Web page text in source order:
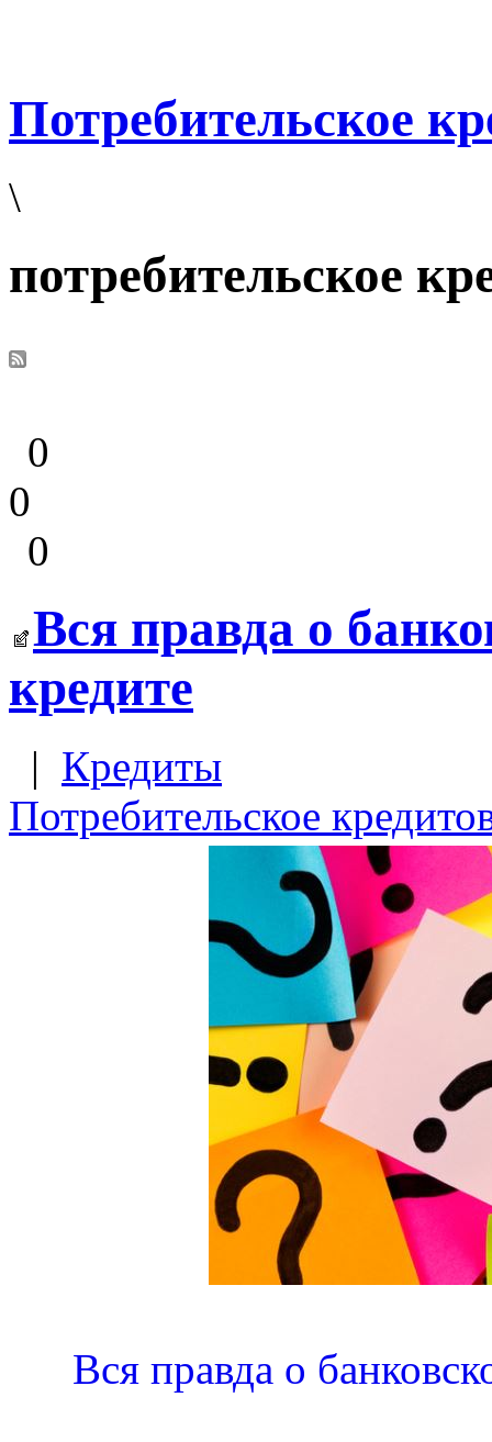
Потребительское
\
потребительское
0
0
0
Вся правда о
кредите
| Кредиты
Потребительское
Вся правда о